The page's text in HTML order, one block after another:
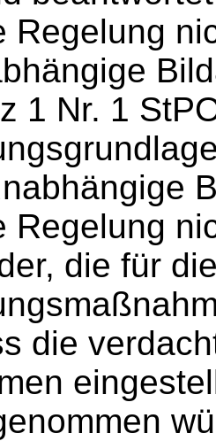
Regelung
1 Nr. 1
Regelung
die für
die